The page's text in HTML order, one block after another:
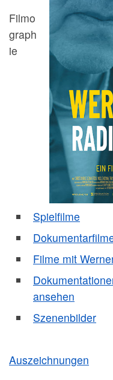
Filmo
graph
ie
Spielfilme
Filme mit
ansehen
Szenenbilder
Auszeichnungen